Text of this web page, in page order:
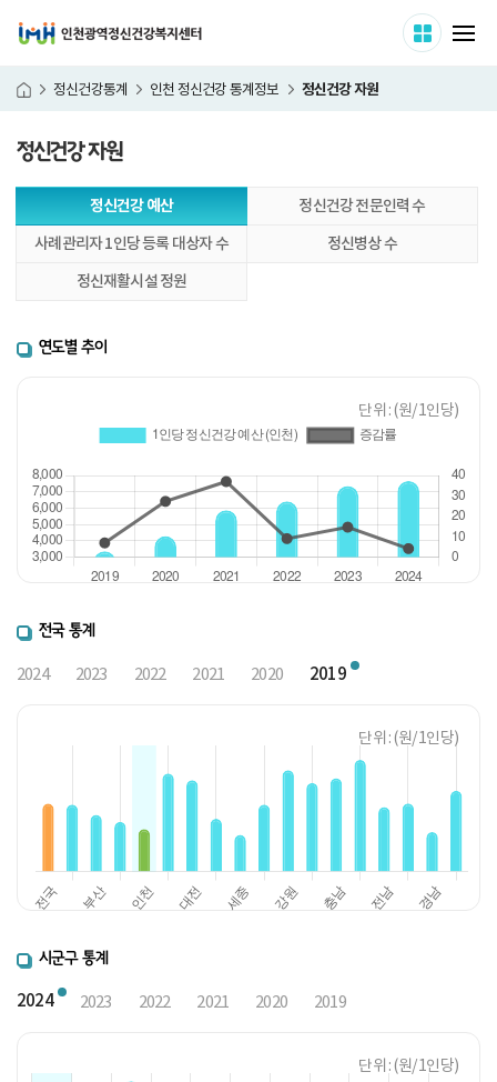
사이트
홈 정신건강통계 인천 정신건강 통계정보 정신건강 자원
정신건강 자원
문
정신건강 예산
정신건강 전문인력 수
사례관리자 1인당 등록 대상자 수
정신병상 수
정신재활시설 정원
연도별 추이
단위 : (원/ 1인당)
전국 통계
2024 2023 2022 2021 2020 2019
단위 : (원/ 1인당)
시군구 통계
2024 2023 2022 2021 2020 2019
단위 : (원/ 1인당)